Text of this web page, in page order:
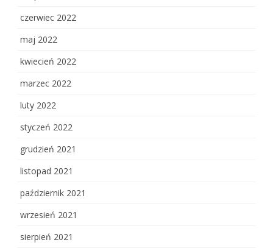
czerwiec 2022
maj 2022
kwiecień 2022
marzec 2022
luty 2022
styczeń 2022
grudzień 2021
listopad 2021
październik 2021
wrzesień 2021
sierpień 2021